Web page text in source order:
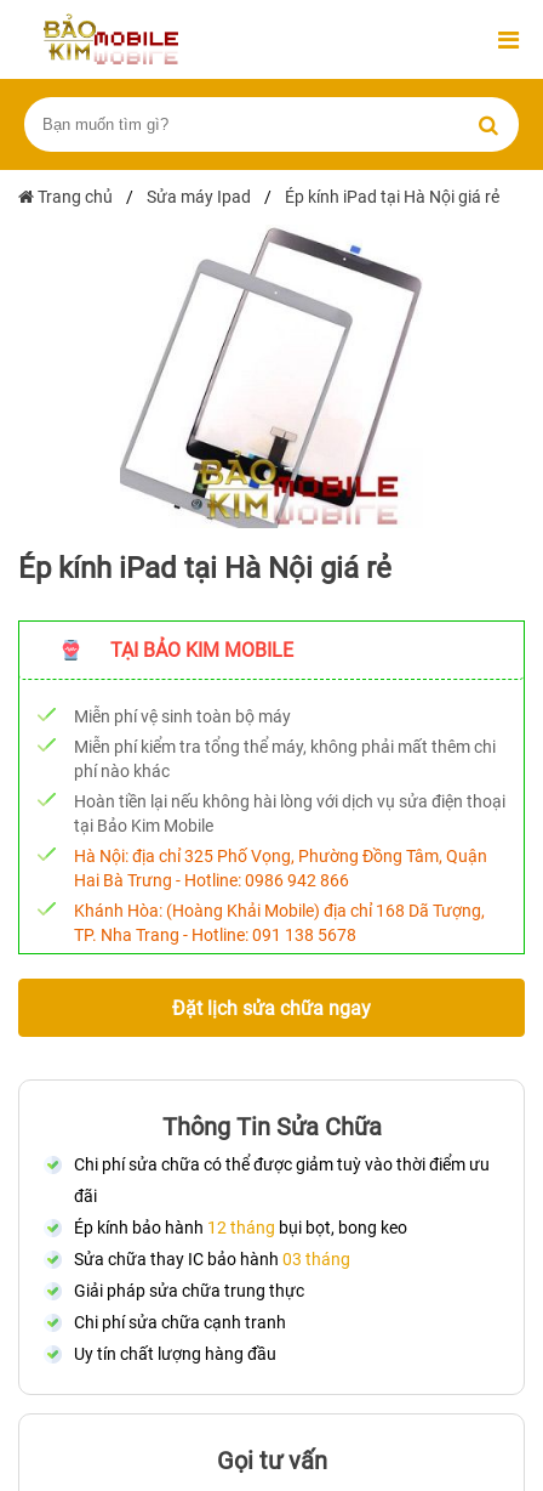
Trang chủ / Sửa máy Ipad / Ép kính iPad tại Hà Nội giá rẻ
Ép kính iPad tại Hà Nội giá rẻ
TẠI BẢO KIM MOBILE
Miễn phí vệ sinh toàn bộ máy
Miễn phí kiểm tra tổng thể máy, không phải mất thêm chi
phí nào khác
Hoàn tiền lại nếu không hài lòng với dịch vụ sửa điện thoại
tại Bảo Kim Mobile
Hà Nội:địa chỉ 325 Phố Vọng, Phường Đồng Tâm, Quận
Hai Bà Trưng - Hotline:0986 942 866
Khánh Hòa: (Hoàng Khải Mobile) địa chỉ 168 Dã Tượng,
TP. Nha Trang - Hotline:091 138 5678
Đặt lịch sửa chữa ngay
Thông Tin Sửa Chữa
Chi phí sửa chữa có thể được giảm tuỳ vào thời điểm ưu
đãi
Ép kính bảo hành 12 tháng bụi bọt, bong keo
Sửa chữa thay IC bảo hành 03 tháng
Giải pháp sửa chữa trung thực
Chi phí sửa chữa cạnh tranh
Uy tín chất lượng hàng đầu
Gọi tư vấn